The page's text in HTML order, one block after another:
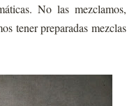
No las mezclamos,
tener preparadas mezclas